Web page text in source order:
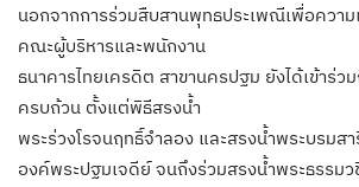
นอกจากการร่วมสืบสานพุทธประเพณีเพื่อควา
คณะผู้บริหารและพนักงาน
ธนาคารไทยเครดิต สาขานครปฐม ยังได้เข้าร่
ครบถ้วน ตั้งแต่พิธีสรงน้ำ
พระร่วงโรจนฤทธิ์จำลอง และสรงน้ำพระบรมส
องค์พระปฐมเจดีย์ จนถึงร่วมสรงน้ำพระธรรมว